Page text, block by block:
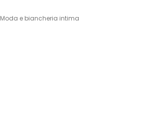
Moda e biancheria intima